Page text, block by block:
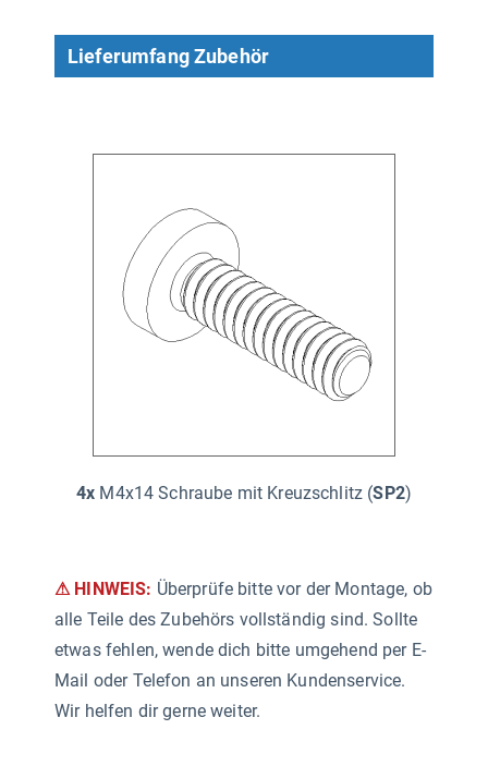
Lieferumfang Zubehör
4x M4x14 Schraube mit Kreuzschlitz (SP2)
⚠ HINWEIS: Überprüfe bitte vor der Montage, ob
alle Teile des Zubehörs vollständig sind. Sollte
etwas fehlen, wende dich bitte umgehend per E-
Mail oder Telefon an unseren Kundenservice.
Wir helfen dir gerne weiter.